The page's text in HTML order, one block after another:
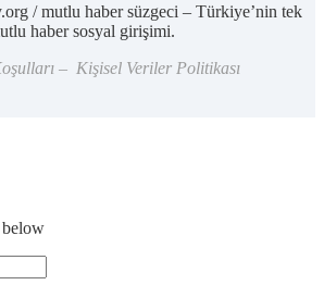
/ mutlu haber süzgeci – Türkiye’nin tek
haber sosyal girişimi.
– Kişisel Veriler Politikası